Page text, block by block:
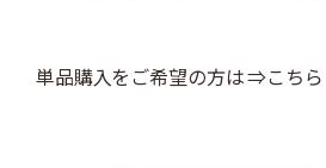
単品購入をご希望の方は ⇒こちら